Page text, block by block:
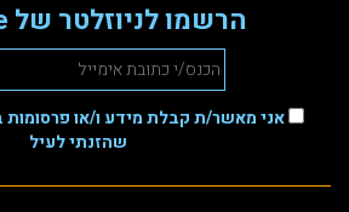
הרשמו לניוזלטר של Offpiste
אני מאשר/ת קבלת מידע ו/או
שהזנתי לעיל